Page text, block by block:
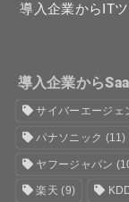
導入企業からIT
導入企業から
サイバーエージェ
パナソニック (11)
ヤフージャパン
楽天 (9)